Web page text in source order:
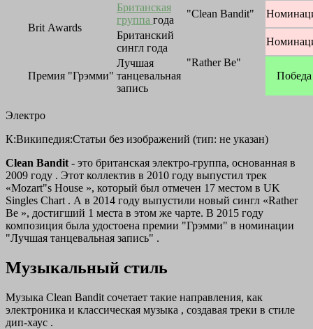
Brit Awards
Британская
группа года
"Clean Bandit"
Британский
сингл года
"Rather Be"
Премия "Грэмми"
Лучшая
танцевальная
запись
Победа
Электро
К:Википедия:Статьи без изображений (тип: не указан)
Clean Bandit - это британская электро-группа, основанная в
2009 году . Этот коллектив в 2010 году выпустил трек
«Mozart"s House », который был отмечен 17 местом в UK
Singles Chart . А в 2014 году выпустили новый сингл «Rather
Be », достигший 1 места в этом же чарте. В 2015 году
композиция была удостоена премии "Грэмми" в номинации
"Лучшая танцевальная запись" .
Музыкальный стиль
Музыка Clean Bandit сочетает такие направления, как
электроника и классическая музыка , создавая треки в стиле
дип-хаус .